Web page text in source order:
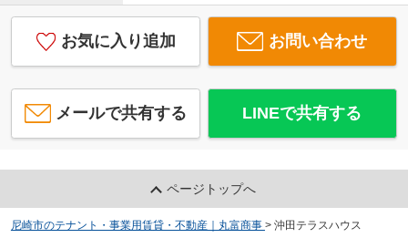
お気に入り追加 お問い合わせ
メールで共有する LINEで共有する
ページトップへ
尼崎市のテナント・事業用賃貸・不動産｜丸富商事 > 沖田テラスハウス